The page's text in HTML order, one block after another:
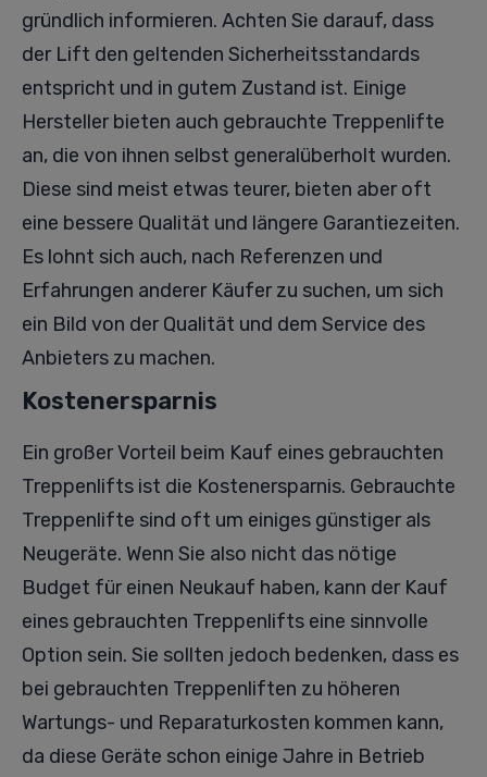
gründlich informieren. Achten Sie darauf, dass
der Lift den geltenden Sicherheitsstandards
entspricht und in gutem Zustand ist. Einige
Hersteller bieten auch gebrauchte Treppenlifte
an, die von ihnen selbst generalüberholt wurden.
Diese sind meist etwas teurer, bieten aber oft
eine bessere Qualität und längere Garantiezeiten.
Es lohnt sich auch, nach Referenzen und
Erfahrungen anderer Käufer zu suchen, um sich
ein Bild von der Qualität und dem Service des
Anbieters zu machen.
Kostenersparnis
Ein großer Vorteil beim Kauf eines gebrauchten
Treppenlifts ist die Kostenersparnis. Gebrauchte
Treppenlifte sind oft um einiges günstiger als
Neugeräte. Wenn Sie also nicht das nötige
Budget für einen Neukauf haben, kann der Kauf
eines gebrauchten Treppenlifts eine sinnvolle
Option sein. Sie sollten jedoch bedenken, dass es
bei gebrauchten Treppenliften zu höheren
Wartungs- und Reparaturkosten kommen kann,
da diese Geräte schon einige Jahre in Betrieb